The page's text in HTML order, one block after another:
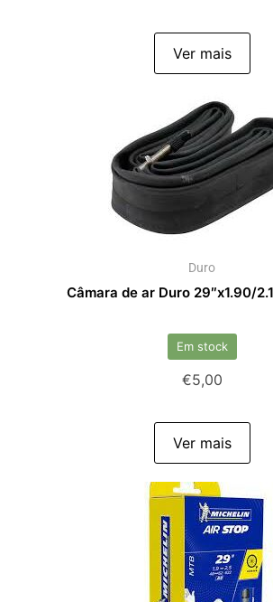
Ver mais
Duro
Câmara de ar Duro 29″x1.90/
Em stock
€5,00
Ver mais